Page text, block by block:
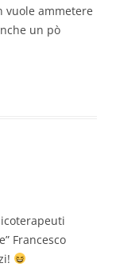
vuole ammetere
un pò
Francesco